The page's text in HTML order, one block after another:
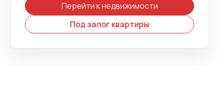
Перейти к недвижимости
Под залог квартиры